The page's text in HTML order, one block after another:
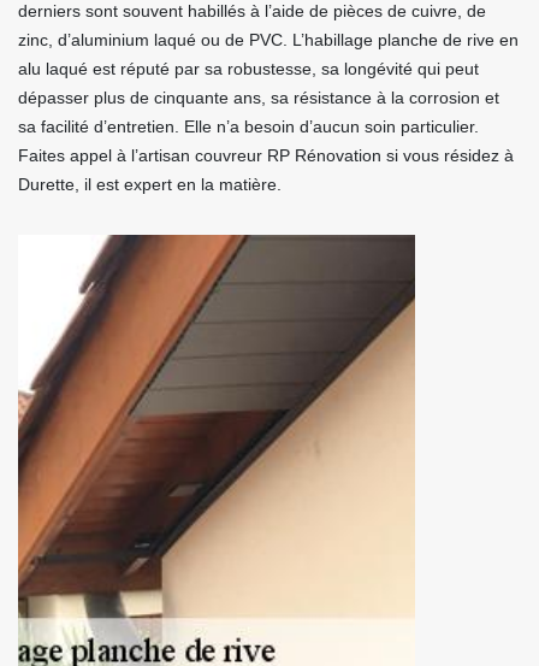
derniers sont souvent habillés à l’aide de pièces de cuivre, de
zinc, d’aluminium laqué ou de PVC. L’habillage planche de rive en
alu laqué est réputé par sa robustesse, sa longévité qui peut
dépasser plus de cinquante ans, sa résistance à la corrosion et
sa facilité d’entretien. Elle n’a besoin d’aucun soin particulier.
Faites appel à l’artisan couvreur RP Rénovation si vous résidez à
Durette, il est expert en la matière.